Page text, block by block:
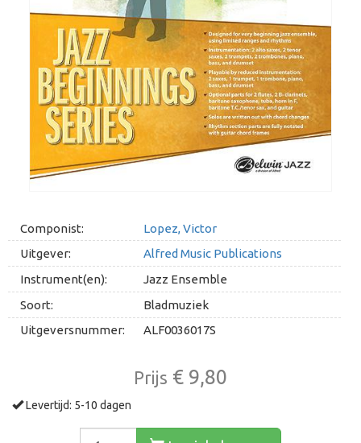
Componist:
Lopez, Victor
Uitgever:
Alfred Music Publications
Instrument(en):
Jazz Ensemble
Soort:
Bladmuziek
Uitgeversnummer:
ALF0036017S
Prijs € 9,80
Levertijd: 5-10 dagen